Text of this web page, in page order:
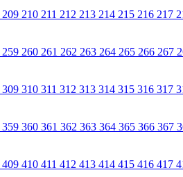
209 210 211 212 213 214 215 216 217
259 260 261 262 263 264 265 266 267
309 310 311 312 313 314 315 316 317
359 360 361 362 363 364 365 366 367
409 410 411 412 413 414 415 416 417